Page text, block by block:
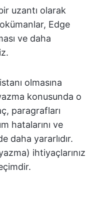
uzantı olarak
Edge
ve daha
olmasına
konusunda o
paragrafları
hatalarını ve
daha yararlıdır.
ihtiyaçlarınız